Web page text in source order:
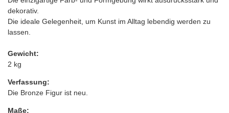
dekorativ.
Die ideale Gelegenheit, um Kunst im Alltag lebendig werden zu
lassen.
Gewicht:
2 kg
Verfassung:
Die Bronze Figur ist neu.
Maße: